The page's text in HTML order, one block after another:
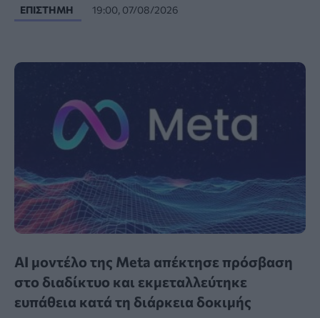
ΕΠΙΣΤΉΜΗ 19:00, 07/08/2026
AI μοντέλο της Meta απέκτησε πρόσβαση
στο διαδίκτυο και εκμεταλλεύτηκε
ευπάθεια κατά τη διάρκεια δοκιμής